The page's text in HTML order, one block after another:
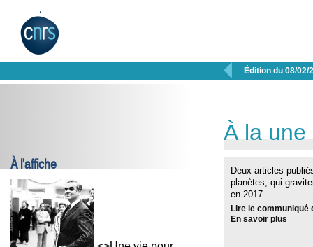
 Édition du 08/02/
À l'affiche
À la une
Deux articles
planètes, qui
en 2017.
Lire le communiqué
En savoir plus